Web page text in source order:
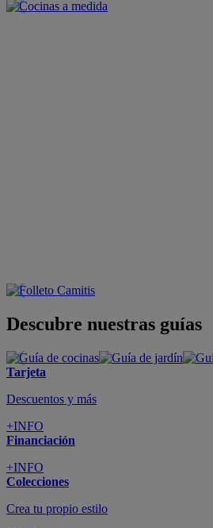
Descubre nuestras guías
Tarjeta
Descuentos y más
+INFO
Financiación
+INFO
Colecciones
Crea tu propio estilo